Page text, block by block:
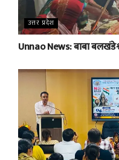
उत्तर प्रदेश
Unnao News: बाबा